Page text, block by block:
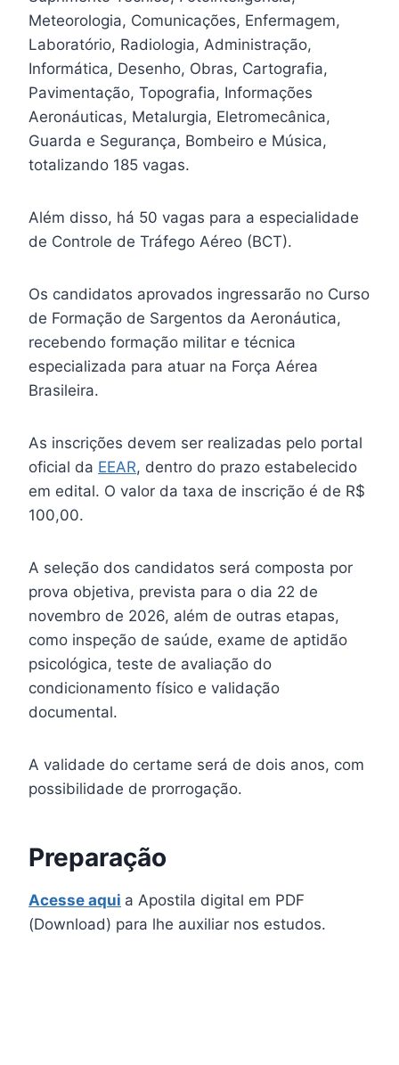
Meteorologia, Comunicações, Enfermagem,
Laboratório, Radiologia, Administração,
Informática, Desenho, Obras, Cartografia,
Pavimentação, Topografia, Informações
Aeronáuticas, Metalurgia, Eletromecânica,
Guarda e Segurança, Bombeiro e Música,
totalizando 185 vagas.
Além disso, há 50 vagas para a especialidade
de Controle de Tráfego Aéreo (BCT).
Os candidatos aprovados ingressarão no Curso
de Formação de Sargentos da Aeronáutica,
recebendo formação militar e técnica
especializada para atuar na Força Aérea
Brasileira.
As inscrições devem ser realizadas pelo portal
oficial da EEAR, dentro do prazo estabelecido
em edital. O valor da taxa de inscrição é de R$
100,00.
A seleção dos candidatos será composta por
prova objetiva, prevista para o dia 22 de
novembro de 2026, além de outras etapas,
como inspeção de saúde, exame de aptidão
psicológica, teste de avaliação do
condicionamento físico e validação
documental.
A validade do certame será de dois anos, com
possibilidade de prorrogação.
Preparação
Acesse aqui a Apostila digital em PDF
(Download) para lhe auxiliar nos estudos.